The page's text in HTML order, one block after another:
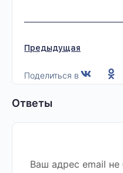
Предыдущая
Поделиться в
Ответы
Ваш адрес email не